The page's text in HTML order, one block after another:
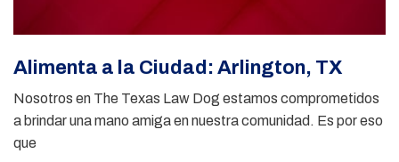
Alimenta a la Ciudad: Arlington, TX
Nosotros en The Texas Law Dog estamos comprometidos
a brindar una mano amiga en nuestra comunidad. Es por eso
que